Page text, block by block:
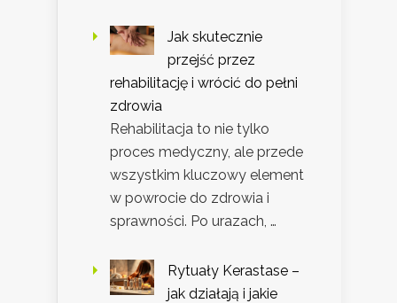
Jak skutecznie
przejść przez
rehabilitację i wrócić do pełni
zdrowia
Rehabilitacja to nie tylko
proces medyczny, ale przede
wszystkim kluczowy element
w powrocie do zdrowia i
sprawności. Po urazach, …
Rytuały Kerastase –
jak działają i jakie